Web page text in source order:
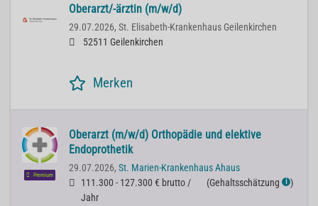
Oberarzt/-ärztin (m/w/d)
29.07.2026, St. Elisabeth-Krankenhaus Geilenkirchen
52511 Geilenkirchen
Merken
Premium
Oberarzt (m/w/d) Orthopädie und elektive
Endoprothetik
29.07.2026, St. Marien-Krankenhaus Ahaus
111.300 - 127.300 € brutto /
Jahr
(Gehaltsschätzung ℹ )